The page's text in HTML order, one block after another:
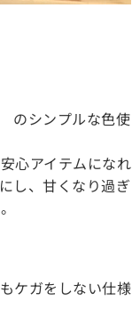
のシンプルな色使
心アイテムになれ
し、甘くなり過ぎ
ケガをしない仕様